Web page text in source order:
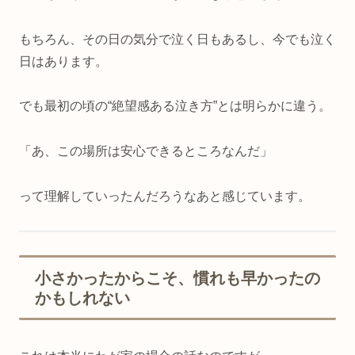
もちろん、その日の気分で泣く日もあるし、今でも泣く
日はあります。
でも最初の頃の“絶望感ある泣き方”とは明らかに違う。
「あ、この場所は安心できるところなんだ」
って理解していったんだろうなあと感じています。
小さかったからこそ、慣れも早かったの
かもしれない